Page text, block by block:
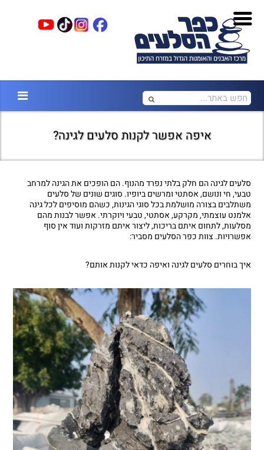
איפה אפשר לקנות סלעים לגינה?
סלעים לגינה הם חלק בלתי נפרד מהנוף. הם הופכים את הגינה למרחב
טבעי, חי ונושם, אסתטי ומרשים ביופיו. סוגים שונים של סלעים
משתלבים בצורה מושלמת בכל סוגי הגינות, כשהם מוסיפים לכל גינה
אלמנט עוצמתי, מקרקע, אסתטי, טבעי ויוקרתי. אפשר לבנות מהם
מסלעות, לתחום איתם בריכות, ליצור איתם מזרקות ועוד אין סוף
אפשרויות. צוות כפר הסלעים מסביר:
איך בוחרים סלעים לגינה ואיפה כדאי לקנות אותם?